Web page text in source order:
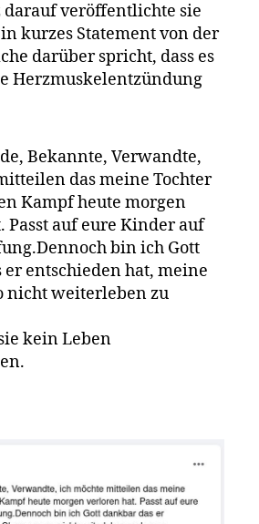
veröffentlichte sie
kurzes Statement von der
darüber spricht, dass es
Herzmuskelentzündung
Bekannte, Verwandte,
das meine Tochter
Kampf heute morgen
Passt auf eure Kinder auf
bin ich Gott
er entschieden hat, meine
nicht weiterleben zu
kein Leben